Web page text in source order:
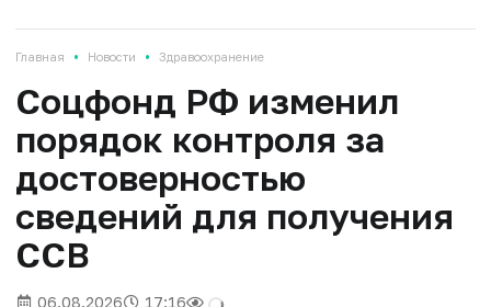
Главная • Новости • Здравоохранение
Соцфонд РФ изменил
порядок контроля за
достоверностью
сведений для получения
ССВ
06.08.2026 17:16